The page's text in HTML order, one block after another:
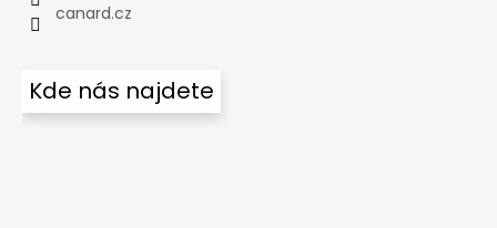
canard.cz
Kde nás najdete